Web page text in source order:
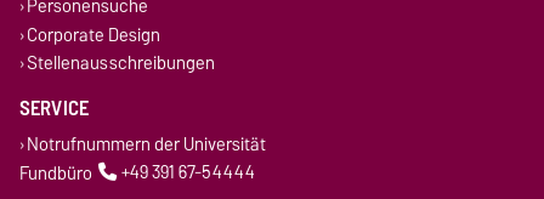
Corporate Design
Stellenausschreibungen
SERVICE
Notrufnummern der Universität
Fundbüro
+49 391 67-54444